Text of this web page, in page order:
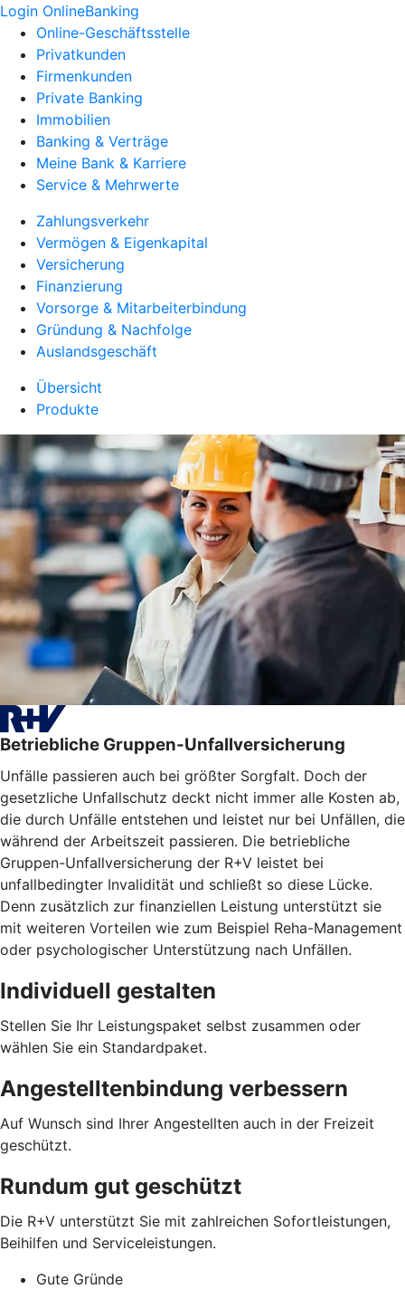
Login OnlineBanking
Online-Geschäftsstelle
Privatkunden
Firmenkunden
Private Banking
Immobilien
Banking & Verträge
Meine Bank & Karriere
Service & Mehrwerte
Zahlungsverkehr
Vermögen & Eigenkapital
Versicherung
Finanzierung
Vorsorge & Mitarbeiterbindung
Gründung & Nachfolge
Auslandsgeschäft
Übersicht
Produkte
Betriebliche Gruppen-Unfallversicherung
Unfälle passieren auch bei größter Sorgfalt. Doch der
gesetzliche Unfallschutz deckt nicht immer alle Kosten ab,
die durch Unfälle entstehen und leistet nur bei Unfällen, die
während der Arbeitszeit passieren. Die betriebliche
Gruppen-Unfallversicherung der R+V leistet bei
unfallbedingter Invalidität und schließt so diese Lücke.
Denn zusätzlich zur finanziellen Leistung unterstützt sie
mit weiteren Vorteilen wie zum Beispiel Reha-Management
oder psychologischer Unterstützung nach Unfällen.
Individuell gestalten
Stellen Sie Ihr Leistungspaket selbst zusammen oder
wählen Sie ein Standardpaket.
Angestelltenbindung verbessern
Auf Wunsch sind Ihrer Angestellten auch in der Freizeit
geschützt.
Rundum gut geschützt
Die R+V unterstützt Sie mit zahlreichen Sofortleistungen,
Beihilfen und Serviceleistungen.
Gute Gründe